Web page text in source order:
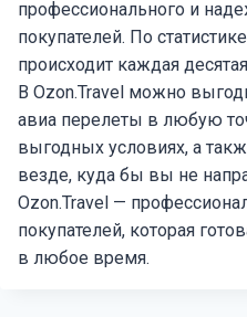
профессионального и
покупателей. По
происходит каждая
В Ozon.Travel можно
авиа перелеты в любую
выгодных условиях, а
везде, куда бы вы не
Ozon.Travel —
покупателей, которая
в любое время.